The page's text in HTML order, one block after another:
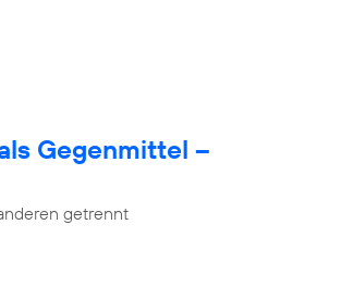
Gegenmittel –
getrennt